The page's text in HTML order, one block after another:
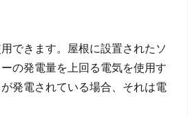
できます。屋根に設置されたソ
の発電量を上回る電気を使用す
発電されている場合、それは電